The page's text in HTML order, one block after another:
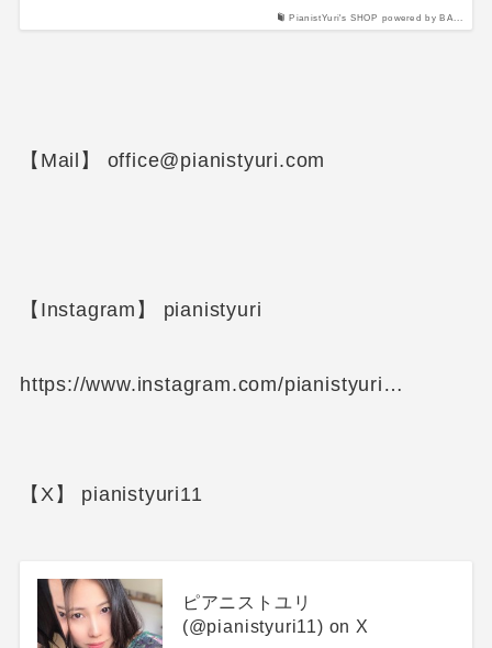
PianistYuri's SHOP powered by BA...
【Mail】 office@pianistyuri.com
【Instagram】 pianistyuri
https://www.instagram.com/pianistyuri…
【X】 pianistyuri11
ピアニストユリ
(@pianistyuri11) on X